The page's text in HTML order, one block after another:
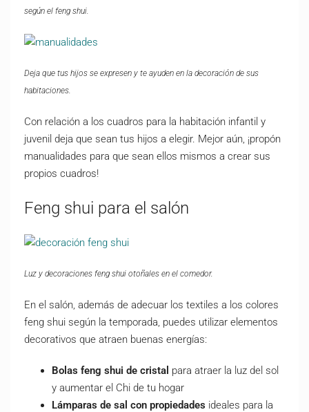
según el feng shui.
Deja que tus hijos se expresen y te ayuden en la decoración de sus
habitaciones.
Con relación a los cuadros para la habitación infantil y
juvenil deja que sean tus hijos a elegir. Mejor aún, ¡propón
manualidades para que sean ellos mismos a crear sus
propios cuadros!
Feng shui para el salón
Luz y decoraciones feng shui otoñales en el comedor.
En el salón, además de adecuar los textiles a los colores
feng shui según la temporada, puedes utilizar elementos
decorativos que atraen buenas energías:
Bolas feng shui de cristal para atraer la luz del sol
y aumentar el Chi de tu hogar
Lámparas de sal con propiedades ideales para la